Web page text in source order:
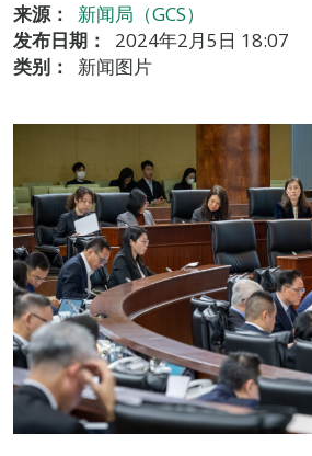
来源：
新闻局（GCS）
发布日期：
2024年2月5日 18:07
类别：
新闻图片